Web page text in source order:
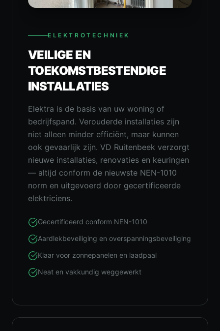
ELEKTROTECHNIEK
VEILIGE EN
TOEKOMSTBESTENDIGE
INSTALLATIES
Elektra is de basis van uw woning of
bedrijfspand. Verouderde installaties zijn
niet alleen minder efficiënt, maar kunnen
ook gevaarlijk zijn. VD Ruitenbeek verzorgt
nieuwe installaties, renovaties en keuringen
— altijd conform de nieuwste NEN-1010
norm en uitgevoerd door gecertificeerde
elektriciens.
Gecertificeerd conform NEN-1010
Aardlekbeveiliging en overspanningsbeveiliging
Klaar voor zonnepanelen en laadpaal
Neat en vakkundig weggewerkt